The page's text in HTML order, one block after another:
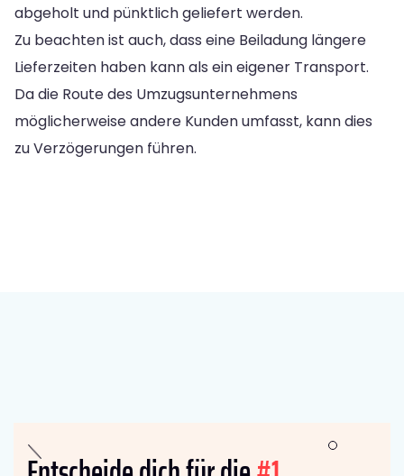
abgeholt und pünktlich geliefert werden.
Zu beachten ist auch, dass eine Beiladung längere
Lieferzeiten haben kann als ein eigener Transport.
Da die Route des Umzugsunternehmens
möglicherweise andere Kunden umfasst, kann dies
zu Verzögerungen führen.